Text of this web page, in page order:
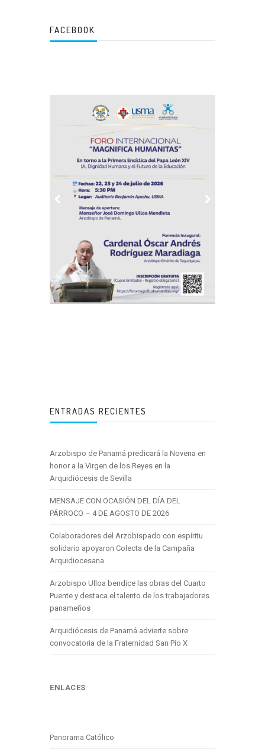
FACEBOOK
ENTRADAS RECIENTES
Arzobispo de Panamá predicará la Novena en
honor a la Virgen de los Reyes en la
Arquidiócesis de Sevilla
MENSAJE CON OCASIÓN DEL DÍA DEL
PÁRROCO – 4 DE AGOSTO DE 2026
Colaboradores del Arzobispado con espíritu
solidario apoyaron Colecta de la Campaña
Arquidiocesana
Arzobispo Ulloa bendice las obras del Cuarto
Puente y destaca el talento de los trabajadores
panameños
Arquidiócesis de Panamá advierte sobre
convocatoria de la Fraternidad San Pío X
ENLACES
Panorama Católico